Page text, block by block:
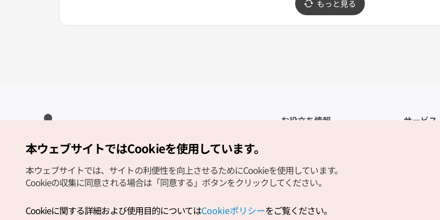
もっと見る
お役立ち情報
観光資料ダウンロード
デジタルブック／電子書籍
Odii
サービス
Copyright (c) Korea Tourism Organization All Rights Reserved.
サイトエラー報告
公式メール
本ウェブサイトではCookieを使用しています。
本ウェブサイトでは、サイトの利便性を向上させるためにCookieを使用しています。
Cookieの収集に同意される場合は「同意する」ボタンをクリックしてください。
Cookieに関する詳細および使用目的についてはCookieポリシーをご覧ください。